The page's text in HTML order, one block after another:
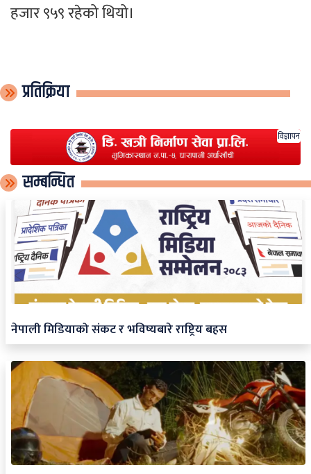
हजार ९५९ रहेको थियो।
प्रतिक्रिया
विज्ञापन
सम्बन्धित
नेपाली मिडियाको संकट र भविष्यबारे राष्ट्रिय बहस